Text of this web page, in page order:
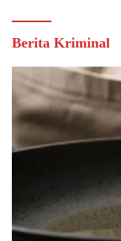
Berita Kriminal